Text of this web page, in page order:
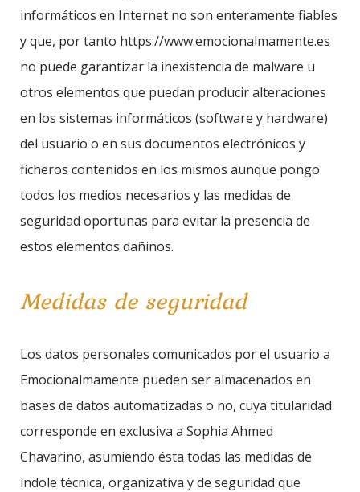
informáticos en Internet no son enteramente fiables
y que, por tanto https://www.emocionalmamente.es
no puede garantizar la inexistencia de malware u
otros elementos que puedan producir alteraciones
en los sistemas informáticos (software y hardware)
del usuario o en sus documentos electrónicos y
ficheros contenidos en los mismos aunque pongo
todos los medios necesarios y las medidas de
seguridad oportunas para evitar la presencia de
estos elementos dañinos.
Medidas de seguridad
Los datos personales comunicados por el usuario a
Emocionalmamente pueden ser almacenados en
bases de datos automatizadas o no, cuya titularidad
corresponde en exclusiva a Sophia Ahmed
Chavarino, asumiendo ésta todas las medidas de
índole técnica, organizativa y de seguridad que